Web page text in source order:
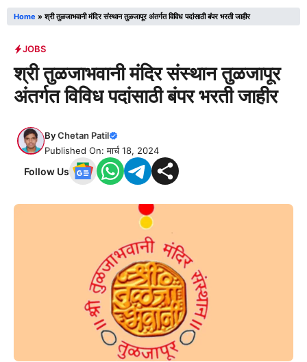
Home »श्री तुळजाभवानी मंदिर संस्थान तुळजापूर अंतर्गत विविध पदांसाठी बंपर भरती जाहीर
JOBS
श्री तुळजाभवानी मंदिर संस्थान तुळजापूर
अंतर्गत विविध पदांसाठी बंपर भरती जाहीर
ByChetan Patil
Published On: मार्च 18, 2024
Follow Us